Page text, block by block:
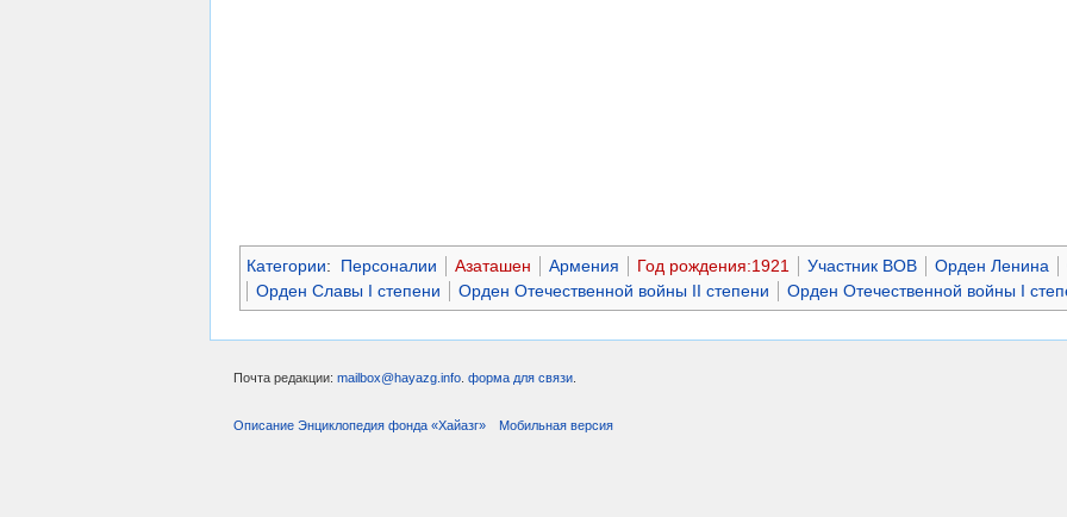
Категории: Персоналии Азаташен Армения Год рождения:1921 Участник ВОВ Орден Ленина
Орден Славы I степени
Орден Отечественной войны II степени Орден Отечественной войны I
Почта редакции: mailbox@hayazg.info. форма для связи.
Описание Энциклопедия фонда «Хайазг» Мобильная версия